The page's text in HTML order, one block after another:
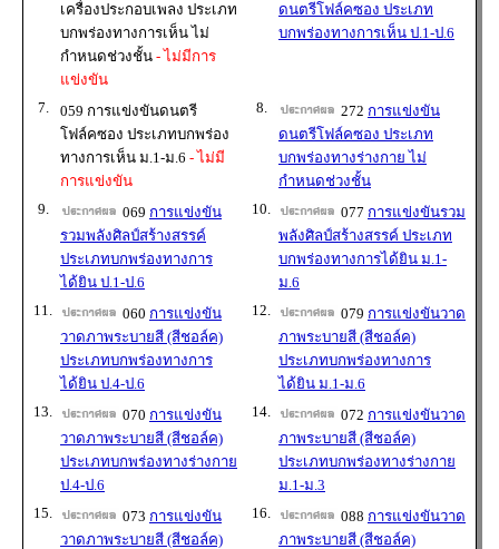
เครื่องประกอบเพลง ประเภท
บกพร่องทางการเห็น ไม่
กำหนดช่วงชั้น - ไม่มีการ
แข่งขัน
ดนตรีโฟล์คซอง ประเภท
บกพร่องทางการเห็น ป.1-ป.6
7.
059 การแข่งขันดนตรี
โฟล์คซอง ประเภทบกพร่อง
ทางการเห็น ม.1-ม.6 - ไม่มี
การแข่งขัน
8. 272 การแข่งขัน
ดนตรีโฟล์คซอง ประเภท
บกพร่องทางร่างกาย ไม่
กำหนดช่วงชั้น
9.
069 การแข่งขัน
รวมพลังศิลป์สร้างสรรค์
ประเภทบกพร่องทางการ
ได้ยิน ป.1-ป.6
10. 077 การแข่งขันรวม
พลังศิลป์สร้างสรรค์ ประเภท
บกพร่องทางการได้ยิน ม.1-
ม.6
11.
060 การแข่งขัน
วาดภาพระบายสี (สีชอล์ค)
ประเภทบกพร่องทางการ
ได้ยิน ป.4-ป.6
12. 079 การแข่งขันวาด
ภาพระบายสี (สีชอล์ค)
ประเภทบกพร่องทางการ
ได้ยิน ม.1-ม.6
13.
070 การแข่งขัน
วาดภาพระบายสี (สีชอล์ค)
ประเภทบกพร่องทางร่างกาย
ป.4-ป.6
14. 072 การแข่งขันวาด
ภาพระบายสี (สีชอล์ค)
ประเภทบกพร่องทางร่างกาย
ม.1-ม.3
15.
073 การแข่งขัน
วาดภาพระบายสี (สีชอล์ค)
16. 088 การแข่งขันวาด
ภาพระบายสี (สีชอล์ค)